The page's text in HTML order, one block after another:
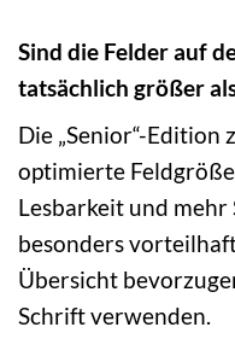
Sind die Felder auf
tatsächlich größer
Die „Senior“-Edition
optimierte
Lesbarkeit und
besonders
Übersicht
Schrift verwenden.